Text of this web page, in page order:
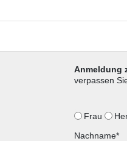
Anmeldung
verpassen
Frau
Nachname*